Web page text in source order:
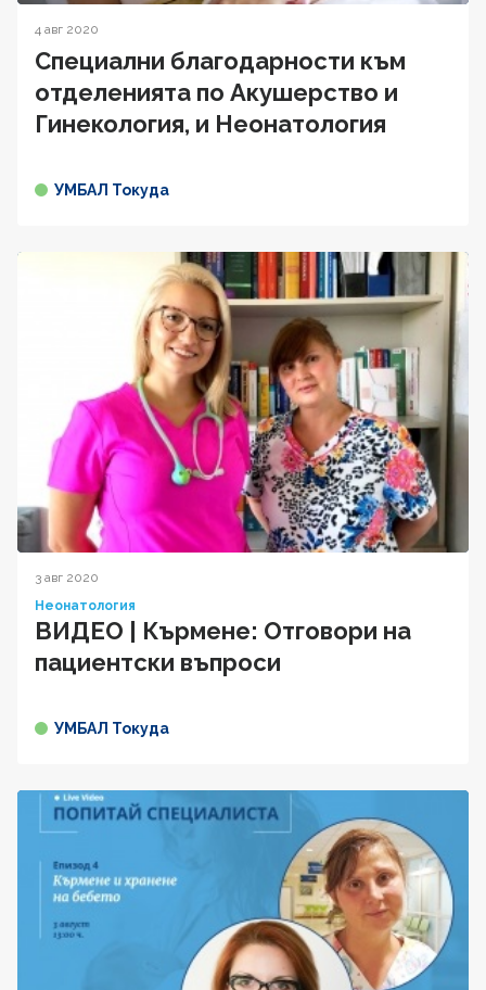
4 авг 2020
Специални благодарности към
отделенията по Акушерство и
Гинекология, и Неонатология
УМБАЛ Токуда
3 авг 2020
Неонатология
ВИДЕО | Кърмене: Отговори на
пациентски въпроси
УМБАЛ Токуда